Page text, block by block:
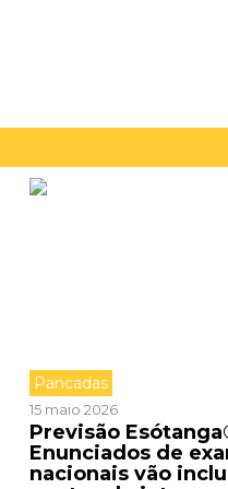
Pancadas
15 maio 2026
Previsão
Enunciados de
nacionais vão